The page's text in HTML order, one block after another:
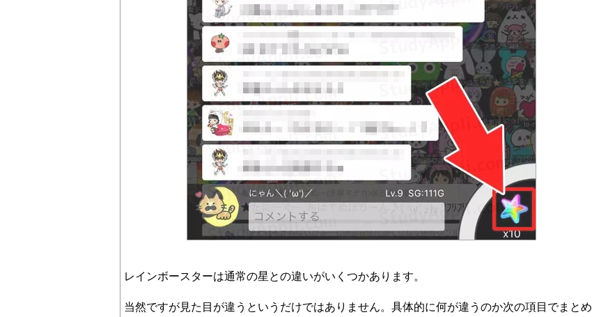
レインボースターは通常の星との違いがいくつかあります。
当然ですが見た目が違うというだけではありません。具体的に何が違うのか次の項目でまとめ